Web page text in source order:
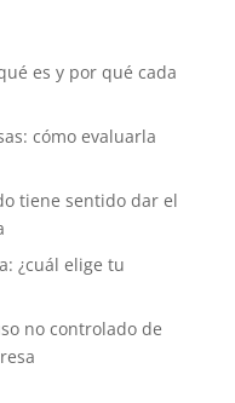
es y por qué cada
cómo evaluarla
tiene sentido dar el
¿cuál elige tu
no controlado de